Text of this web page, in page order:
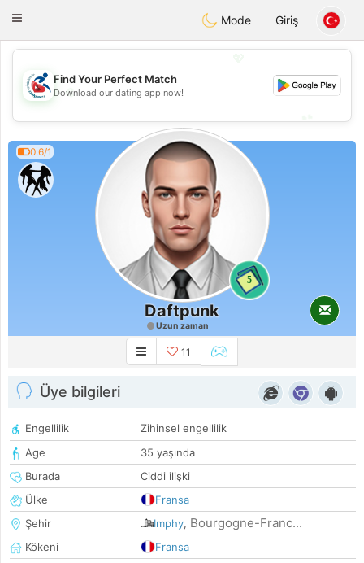
Handi Space
Toggle
Mode Giriş
💖
💕
Find Your Perfect Match
Download our dating app now!
0.6/1
5
Daftpunk
Uzun zaman
11
Üye bilgileri
Engellilik
Zihinsel engellilik
Age
35 yaşında
Burada
Ciddi ilişki
Ülke
Fransa
Şehir
Imphy, Bourgogne-Franc...
Kökeni
Fransa